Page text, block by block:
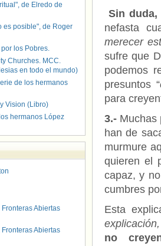
Sin
nefasta
merecer
sufre que
podemos
presuntos “
para
3.- Muchas
han de
murmure
quieren el
capaz, y
cumbres
Esta
no
de Elredo de
es posible", de Roger
los Pobres.
Churches. MCC.
en todo el mundo)
de los hermanos
Vision (Libro)
hermanos López
Abiertas
Abiertas